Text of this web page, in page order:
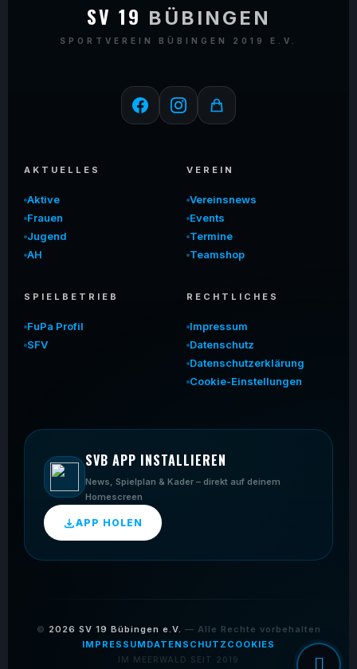
SV 19 BÜBINGEN
SPORTVEREIN BÜBINGEN 2019 E.V.
AKTUELLES
Aktive
Frauen
Jugend
AH
VEREIN
Vereinsnews
Events
Termine
Teamshop
SPIELBETRIEB
FuPa Profil
SFV
RECHTLICHES
Impressum
Datenschutz
Datenschutzerklärung
Cookie-Einstellungen
SVB APP INSTALLIEREN
News, Spielplan & Kader – direkt auf deinem
Homescreen
APP HOLEN
© 2026 SV 19 Bübingen e.V. — Alle Rechte vorbehalten
IMPRESSUM DATENSCHUTZ COOKIES
IM MEERWALD SEIT 2019